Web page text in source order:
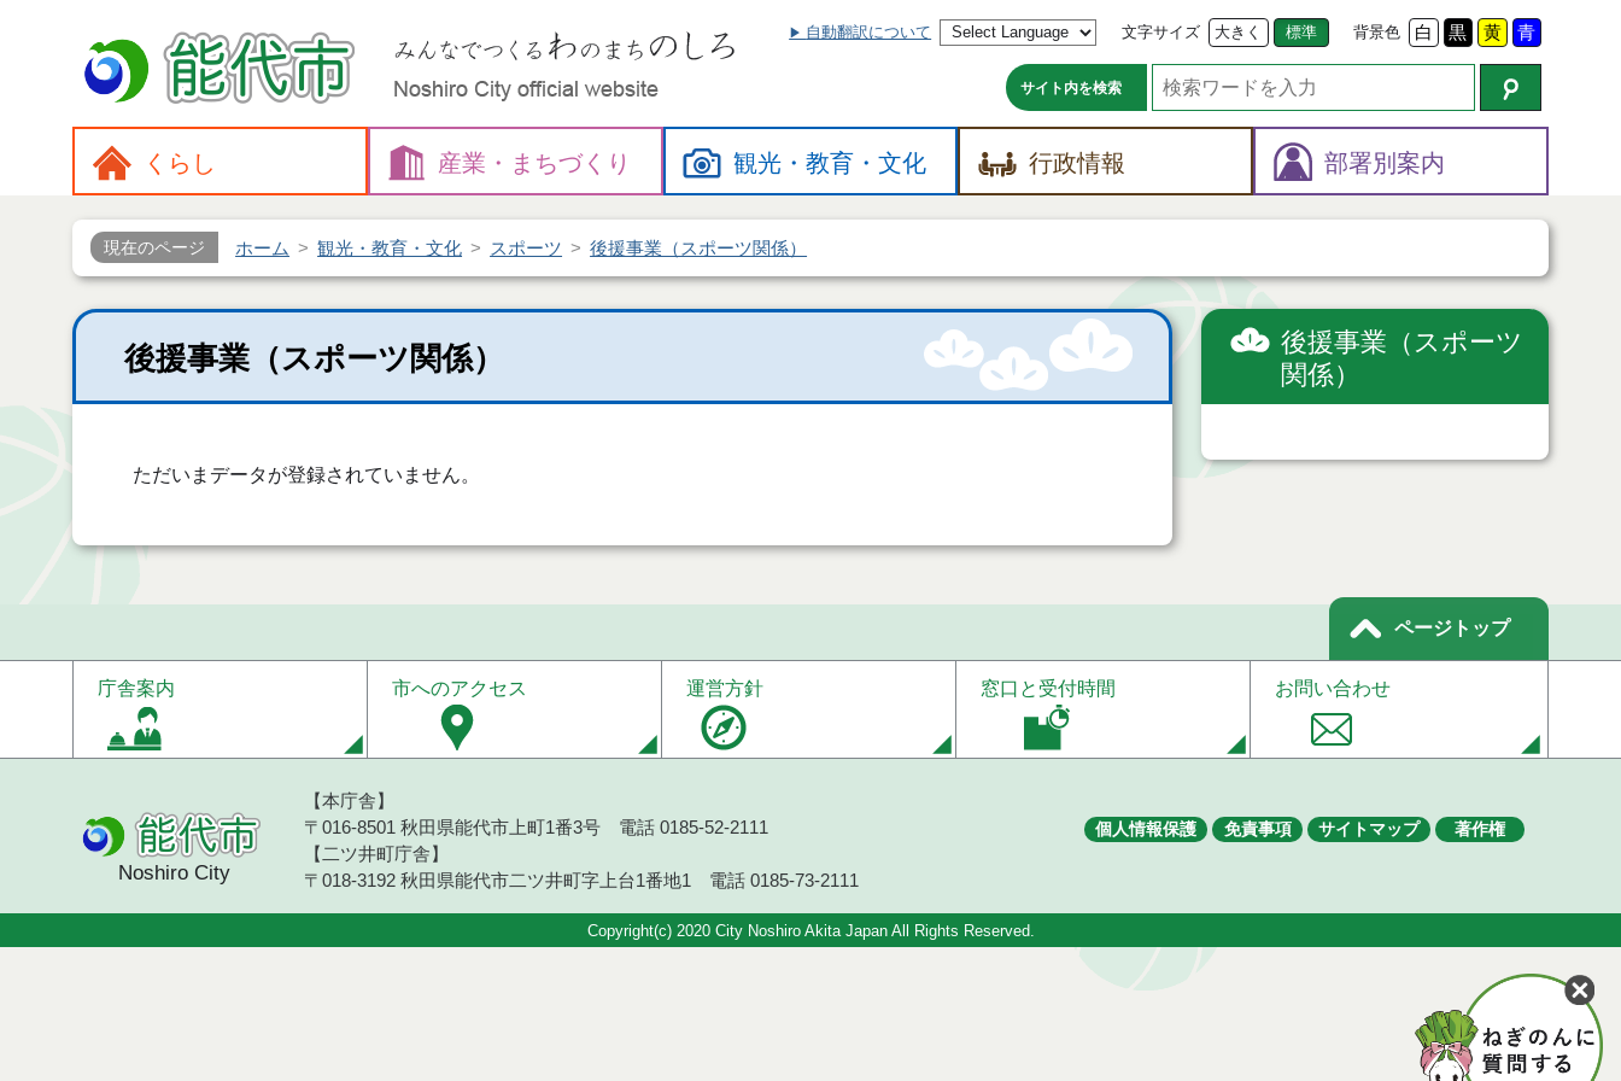
自動翻訳について 文字サイズ 大きく 標準 背景色 白 黒 黄 青
サイト内を検索
くらし 産業・ まちづくり 観光・教育・文化 行政情報 部署別案内
現在のページ ホーム 観光・教育・文化 スポーツ 後援事業（スポーツ関係）
後援事業（スポーツ関係）
ただいまデータが登録されていません。
後援事業（スポーツ
関係）
ページトップ
庁舎案内 市へのアクセス 運営方針 窓口と受付時間 お問い合わせ
個人情報保護 免責事項 サイトマップ 著作権
Noshiro City
【本庁舎】
〒016-8501 秋田県能代市上町1番3号 電話 0185-52-2111
【二ツ井町庁舎】
〒018-3192 秋田県能代市二ツ井町字上台1番地1 電話 0185-73-2111
Copyright(c) 2020 City Noshiro Akita Japan All Rights Reserved.